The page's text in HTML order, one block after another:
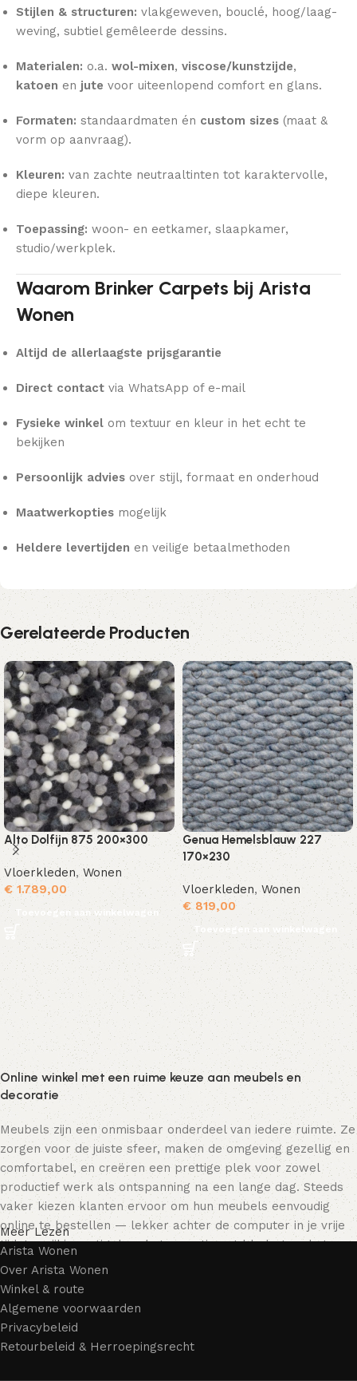
Stijlen & structuren: vlakgeweven, bouclé, hoog/laag-
weving, subtiel gemêleerde dessins.
Materialen: o.a. wol-mixen, viscose/kunstzijde,
katoen en jute voor uiteenlopend comfort en glans.
Formaten: standaardmaten én custom sizes (maat &
vorm op aanvraag).
Kleuren: van zachte neutraaltinten tot karaktervolle,
diepe kleuren.
Toepassing: woon- en eetkamer, slaapkamer,
studio/werkplek.
Waarom Brinker Carpets bij Arista
Wonen
Altijd de allerlaagste prijsgarantie
Direct contact via WhatsApp of e-mail
Fysieke winkel om textuur en kleur in het echt te
bekijken
Persoonlijk advies over stijl, formaat en onderhoud
Maatwerkopties mogelijk
Heldere levertijden en veilige betaalmethoden
Gerelateerde Producten
Alto Dolfijn 875 200×300
Vloerkleden, Wonen
€1.789,00
Toevoegen aan winkelwagen
Genua Hemelsblauw 227
170×230
Vloerkleden,Wonen
€819,00
Toevoegen aan winkelwagen
Online winkel met een ruime keuze aan meubels en
decoratie
Meubels zijn een onmisbaar onderdeel van iedere ruimte. Ze
zorgen voor de juiste sfeer, maken de omgeving gezellig en
comfortabel, en creëren een prettige plek voor zowel
productief werk als ontspanning na een lange dag. Steeds
vaker kiezen klanten ervoor om hun meubels eenvoudig
online te bestellen — lekker achter de computer in je vrije
tijd, terwijl je rustig door het assortiment bladert en het
meubelstuk kiest dat bij je past. Onze online winkel biedt
een uitgebreide catalogus met meubels voor zowel thuis als
kantoor.
Meubelproductie is een moderne vorm van kunst
Meer Lezen
Arista Wonen
Over Arista Wonen
Winkel & route
Algemene voorwaarden
Privacybeleid
Retourbeleid & Herroepingsrecht